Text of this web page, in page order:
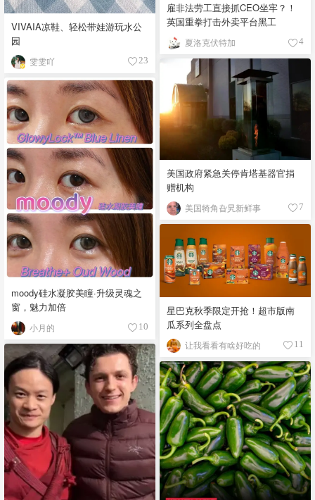
VIVAIA凉鞋、轻松带娃游玩水公
园
雯雯吖 23
雇非法劳工直接抓CEO坐牢？！
英国重拳打击外卖平台黑工
夏洛克伏特加 4
美国政府紧急关停肯塔基器官捐
赠机构
美国犄角旮旯新鲜事 7
moody硅水凝胶美瞳·升级灵魂之
窗，魅力加倍
小月的 10
星巴克秋季限定开抢！超市版南
瓜系列全盘点
让我看看有啥好吃的 11